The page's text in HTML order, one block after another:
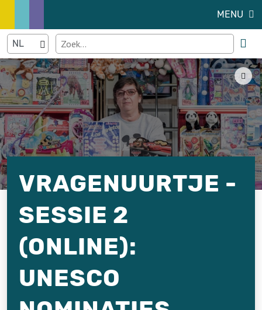
MENU
VRAGENUURTJE -
SESSIE 2
(ONLINE):
UNESCO